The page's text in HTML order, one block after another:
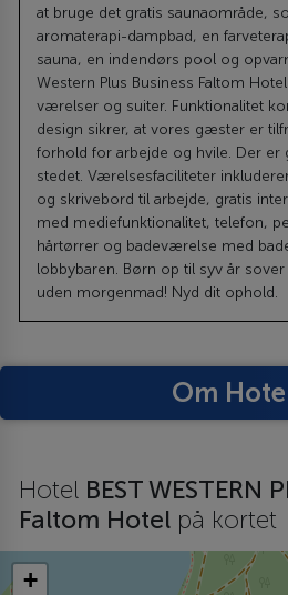
at bruge det gratis saunaområde,
aromaterapi-dampbad, en
sauna, en indendørs pool og
Western Plus Business Faltom
værelser og suiter. Funktionalitet
design sikrer, at vores gæster er
forhold for arbejde og hvile. Der er
stedet. Værelsesfaciliteter
og skrivebord til arbejde, gratis
med mediefunktionalitet, telefon,
hårtørrer og badeværelse med
lobbybaren. Børn op til syv år
uden morgenmad! Nyd dit ophold.
Om
Hotel BEST WESTERN
Faltom Hotel på kortet
+